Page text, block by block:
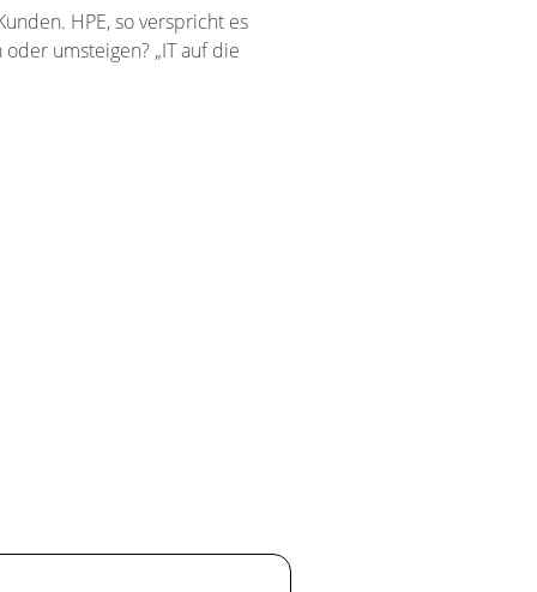
HPE, so verspricht es
umsteigen? „IT auf die